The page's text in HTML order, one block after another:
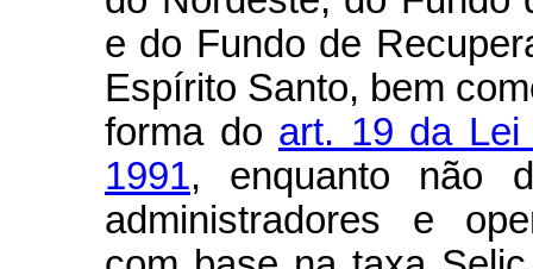
e do Fundo de
Espírito Santo, bem
forma do art. 19 da Lei
1991, enquanto não
administradores e